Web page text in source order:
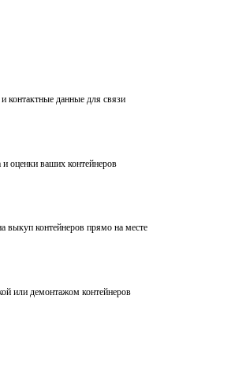
контактные данные для связи
оценки ваших контейнеров
выкуп контейнеров прямо на месте
или демонтажом контейнеров